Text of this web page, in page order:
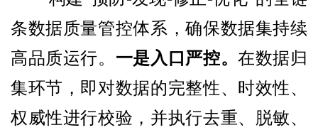
条数据质量管控体系，确保数据集持续
高品质运行。 一是入口严控。在数据归
集环节，即对数据的完整性、时效性、
权威性进行校验，并执行去重、脱敏、